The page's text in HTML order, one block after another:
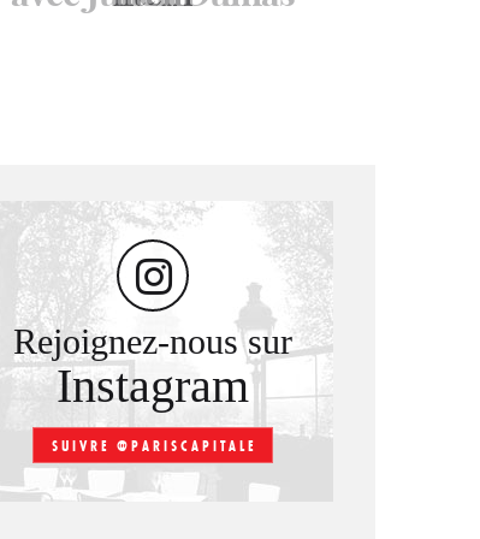
Rejoignez-nous sur
Instagram
SUIVRE @PARISCAPITALE